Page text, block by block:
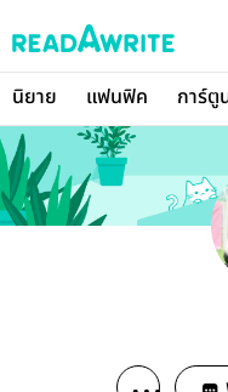
นิยาย แฟนฟิค การ์ตู